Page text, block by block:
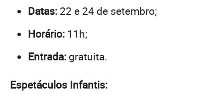
Datas: 22 e 24 de setembro;
Horário: 11h;
Entrada: gratuita.
Espetáculos Infantis: